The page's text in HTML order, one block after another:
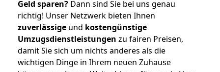
Geld sparen? Dann sind Sie bei uns genau
richtig! Unser Netzwerk bieten Ihnen
zuverlässige und kostengünstige
Umzugsdienstleistungen zu fairen Preisen,
damit Sie sich um nichts anderes als die
wichtigen Dinge in Ihrem neuen Zuhause